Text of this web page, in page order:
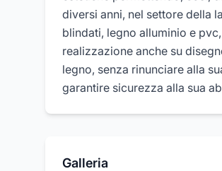
diversi anni, nel settore della
blindati, legno alluminio e
realizzazione anche su
legno, senza rinunciare alla
garantire sicurezza alla sua
Galleria